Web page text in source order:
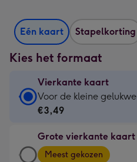
Eén kaart Stapelkorting
Kies het formaat
Vierkante kaart
Vierkante
kaart
€3,49
-
Voor de kleine
€3,49
Grote vierkante kaart
Grote
Meest gekozen